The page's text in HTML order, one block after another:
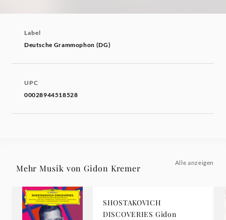
Label
Deutsche Grammophon (DG)
UPC
00028944518528
Mehr Musik von Gidon Kremer
Alle anzeigen
SHOSTAKOVICH
DISCOVERIES Gidon